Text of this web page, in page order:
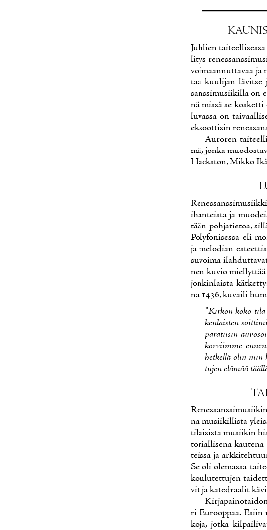
Juh­lien
li­tys
voi­maan­nut­ta­vaa
taa kuu­li­jan lä­vit­se
sans­si­musii­kil­la on
nä mis­sä se
lu­vas­sa on
ek­soot­ti­sin
Au­ro­ren
mä, jon­ka
Hacks­ton, Mik­ko
ihan­teis­ta ja
tään poh­ja­tie­toa,
Po­ly­fo­ni­ses­sa eli
ja me­lo­dian
su­voi­ma
nen ku­vio miel­lyt­tää
jon­kin­lais­ta
na 1436, ku­vai­li
”Kir­kon ko­ko ti­la
ken­lais­ten
pa­ra­tii­sin
kor­viim­me
het­kel­lä olin niin
tu­jen elä­mää
na musii­kil­lis­ta
ti­lai­sis­ta musii­kin
to­rial­li­se­na
teis­sa ja
Se oli ole­mas­sa
kou­lu­tet­tu­jen
vit ja ka­te­draa­lit
ri Eu­roop­paa. Esiin
ko­ja, jot­ka